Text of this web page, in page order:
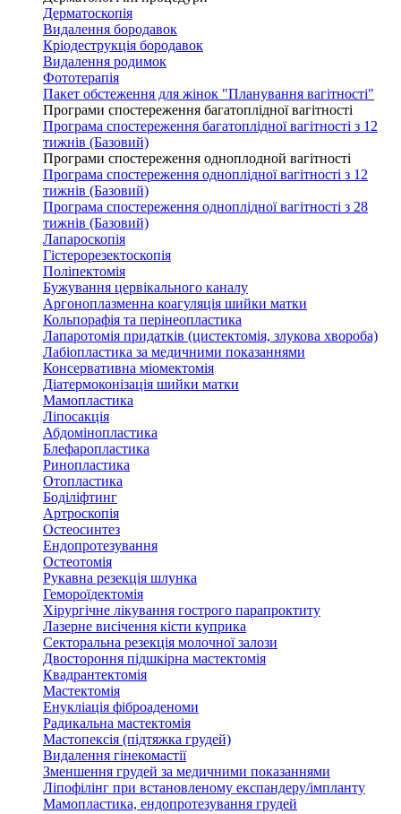
Дерматоскопія
Видалення бородавок
Кріодеструкція бородавок
Видалення родимок
Фототерапія
Пакет обстеження для жінок "Планування вагітності"
Програми спостереження багатоплідної вагітності
Програма спостереження багатоплідної вагітності з 12
тижнів (Базовий)
Програми спостереження одноплодной вагітності
Програма спостереження одноплідної вагітності з 12
тижнів (Базовий)
Програма спостереження одноплідної вагітності з 28
тижнів (Базовий)
Лапароскопія
Гістерорезектоскопія
Поліпектомія
Бужування цервікального каналу
Аргоноплазменна коагуляція шийки матки
Кольпорафія та перінеопластика
Лапаротомія придатків (цистектомія, злукова хвороба)
Лабіопластика за медичними показаннями
Консервативна міомектомія
Діатермоконізація шийки матки
Мамопластика
Ліпосакція
Абдомінопластика
Блефаропластика
Ринопластика
Отопластика
Боділіфтинг
Артроскопія
Остеосинтез
Ендопротезування
Остеотомія
Рукавна резекція шлунка
Гемороїдектомія
Хірургічне лікування гострого парапроктиту
Лазерне висічення кісти куприка
Секторальна резекція молочної залози
Двостороння підшкірна мастектомія
Квадрантектомія
Мастектомія
Енукліація фіброаденоми
Радикальна мастектомія
Мастопексія (підтяжка грудей)
Видалення гінекомастії
Зменшення грудей за медичними показаннями
Ліпофілінг при встановленому експандеру/імпланту
Мамопластика, ендопротезування грудей